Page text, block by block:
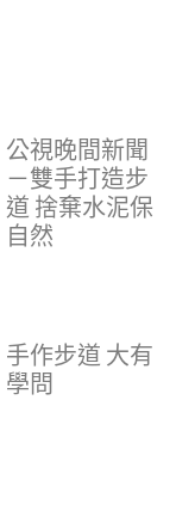
公視晚間新聞
－雙手打造步
道 捨棄水泥保
自然
手作步道 大有
學問